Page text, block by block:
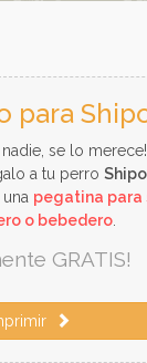
para
nadie, se lo merece!
a tu perro Shipo
pegatina para
o bebedero.
GRATIS!